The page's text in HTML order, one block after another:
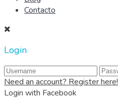
Contacto
Login
Need an account? Register here!
Login with Facebook